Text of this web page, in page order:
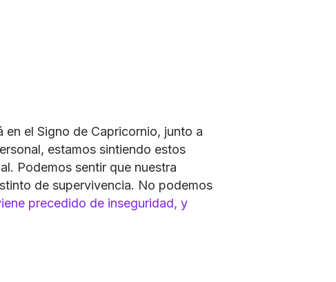
el Signo de Capricornio, junto a
estamos sintiendo estos
Podemos sentir que nuestra
de supervivencia. No podemos
precedido de inseguridad, y